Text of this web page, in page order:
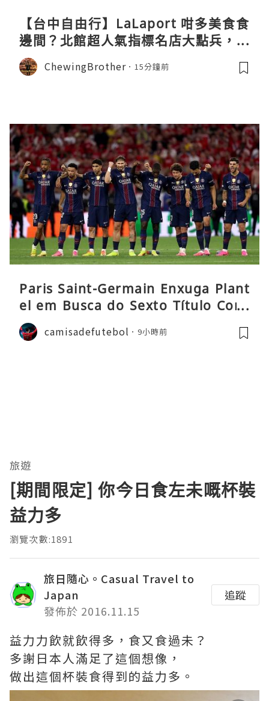
【台中自由行】LaLaport 咁多美食食
邊間？北館超人氣指標名店大點兵，深
度實測日本直送「北丸」職人料理與南
館 LOPIA 超市神級熟食區！
ChewingBrother 15分鐘前
Paris Saint-Germain Enxuga Plant
el em Busca do Sexto Título Cons
ecutivo da Liga
camisadefutebol 9小時前
旅遊
[期間限定] 你今日食左未嘅杯裝
益力多
瀏覽次數:1891
旅日隨心。Casual Travel to
Japan
發佈於 2016.11.15
追蹤
益力力飲就飲得多，食又食過未？
多謝日本人滿足了這個想像，
做出這個杯裝食得到的益力多。